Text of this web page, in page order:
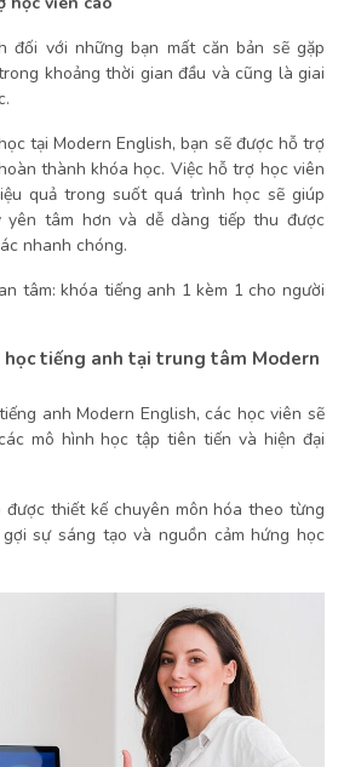
đối với những bạn mất căn bản sẽ gặp
khoảng thời gian đầu và cũng là giai
tại Modern English, bạn sẽ được hỗ trợ
thành khóa học. Việc hỗ trợ học viên
quả trong suốt quá trình học sẽ giúp
yên tâm hơn và dễ dàng tiếp thu được
nhanh chóng.
tâm:khóa tiếng anh 1 kèm 1 cho người
học tiếng anh tại trung tâm Modern
anh Modern English, các học viên sẽ
mô hình học tập tiên tiến và hiện đại
thiết kế chuyên môn hóa theo từng
sự sáng tạo và nguồn cảm hứng học